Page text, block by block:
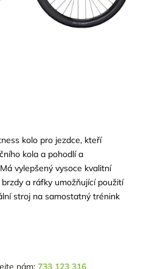
kolo pro jezdce, kteří
kola a pohodlí a
vylepšený vysoce kvalitní
a ráfky umožňující použití
stroj na samostatný trénink
nám: 733 123 316